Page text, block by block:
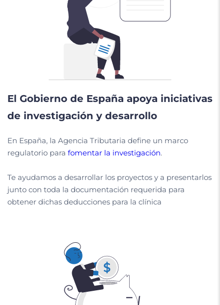
El Gobierno de España apoya iniciativas
de investigación y desarrollo
En España, la Agencia Tributaria define un marco
regulatorio para fomentar la investigación.
Te ayudamos a desarrollar los proyectos y a presentarlos
junto con toda la documentación requerida para
obtener dichas deducciones para la clínica